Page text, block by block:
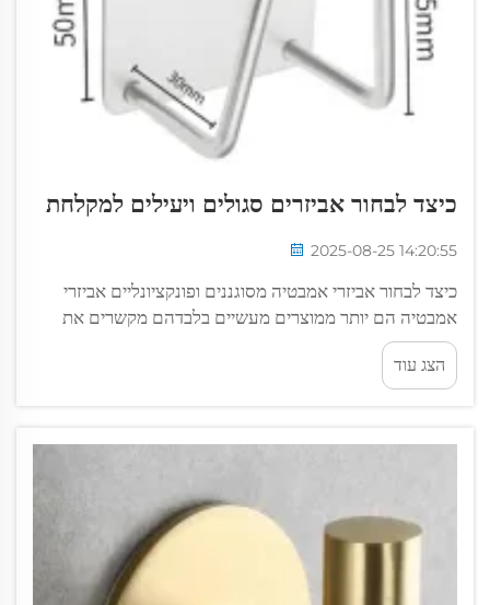
כיצד לבחור אביזרים סגולים ויעילים למקלחת
2025-08-25 14:20:55
כיצד לבחור אביזרי אמבטיה מסוגננים ופונקציונליים אביזרי
אמבטיה הם יותר ממוצרים מעשיים בלבדהם מקשרים את
עיצוב חדר האמבטיה שלך תוך שהם מקלים על השגרה
היומית. מברשות מגבות ומספונים למברשת שיניים...
הצג עוד